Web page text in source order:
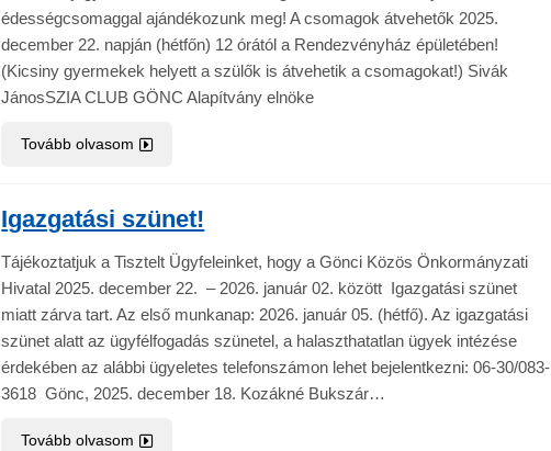
édességcsomaggal ajándékozunk meg! A csomagok átvehetők 2025.
december 22. napján (hétfőn) 12 órától a Rendezvényház épületében!
(Kicsiny gyermekek helyett a szülők is átvehetik a csomagokat!) Sivák
JánosSZIA CLUB GÖNC Alapítvány elnöke
Tovább olvasom
Igazgatási szünet!
Tájékoztatjuk a Tisztelt Ügyfeleinket, hogy a Gönci Közös Önkormányzati
Hivatal 2025. december 22. – 2026. január 02. között Igazgatási szünet
miatt zárva tart. Az első munkanap: 2026. január 05. (hétfő). Az igazgatási
szünet alatt az ügyfélfogadás szünetel, a halaszthatatlan ügyek intézése
érdekében az alábbi ügyeletes telefonszámon lehet bejelentkezni: 06-30/083-
3618 Gönc, 2025. december 18. Kozákné Bukszár…
Tovább olvasom